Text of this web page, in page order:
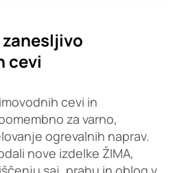
zanesljivo
cevi
cevi in
za varno,
ogrevalnih naprav.
nove izdelke ŽIMA,